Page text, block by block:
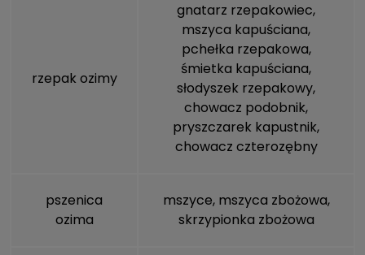
rzepak ozimy
gnatarz rzepakowiec,
mszyca kapuściana,
pchełka rzepakowa,
śmietka kapuściana,
słodyszek rzepakowy,
chowacz podobnik,
pryszczarek kapustnik,
chowacz czterozębny
pszenica
ozima
mszyce, mszyca zbożowa,
skrzypionka zbożowa